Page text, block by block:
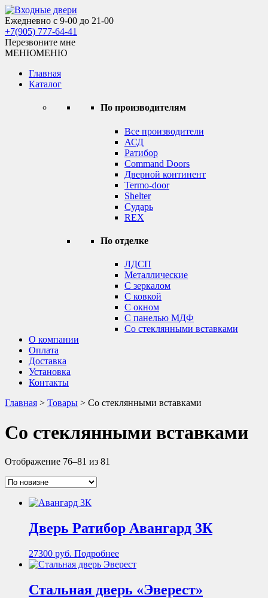
Skip
to
content
Входные двери
Ежедневно с 9-00 до 21-00
+7(905) 777-64-41
Перезвоните мне
МЕНЮМЕНЮ
Главная
Каталог
По производителям
Все производители
АСД
Ратибор
Command Doors
Дверной континент
Termo-door
Shelter
Сударь
REX
По отделке
ЛДСП
Металлические
С зеркалом
С ковкой
С окном
С панелью МДФ
Со стеклянными вставками
О компании
Оплата
Доставка
Установка
Контакты
Главная > Товары > Со стеклянными вставками
Со стеклянными вставками
Отображение 76–81 из 81
Дверь Ратибор Авангард 3К
27300 руб. Подробнее
Стальная дверь «Эверест»